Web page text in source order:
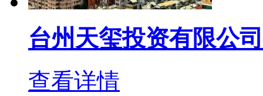
台州天玺投资有限公司
查看详情